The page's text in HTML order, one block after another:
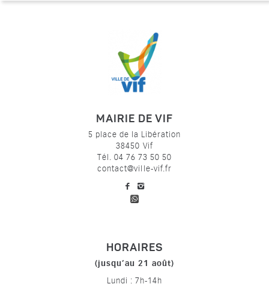
MAIRIE DE VIF
5 place de la Libération
38450 Vif
Tél. 04 76 73 50 50
contact@ville-vif.fr
voir notre page facebook
HORAIRES
(jusqu’au 21 août)
Lundi : 7h-14h